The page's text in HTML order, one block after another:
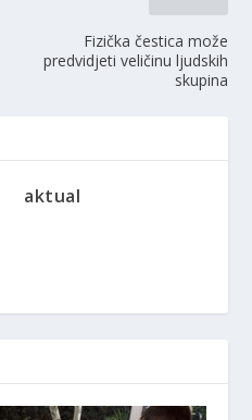
Fizička čestica može
predvidjeti veličinu ljudskih
skupina
aktual